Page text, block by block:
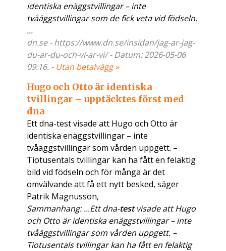
identiska enäggstvillingar – inte
tvåäggstvillingar som de fick veta vid födseln.
...
dn.se - https://www.dn.se/insidan/jag-ar-jag-
du-ar-du-och-vi-ar-vi/ - Datum: 2026-05-06
09:16. - Utan betalvägg »
Hugo och Otto är identiska
tvillingar – upptäcktes först med
dna
Ett dna-test visade att Hugo och Otto är
identiska enäggstvillingar – inte
tvåäggstvillingar som vården uppgett. –
Tiotusentals tvillingar kan ha fått en felaktig
bild vid födseln och för många är det
omvälvande att få ett nytt besked, säger
Patrik Magnusson,
Sammanhang: ...Ett dna-testvisade att Hugo
och Otto är identiska enäggstvillingar – inte
tvåäggstvillingar som vården uppgett. –
Tiotusentals tvillingar kan ha fått en felaktig